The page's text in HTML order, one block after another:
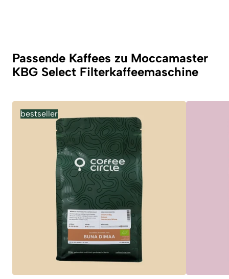
Passende Kaffees zu Moccamaster
KBG Select Filterkaffeemaschine
bestseller